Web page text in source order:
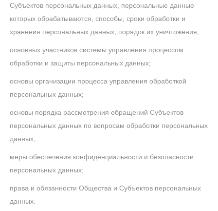
Субъектов персональных данных, персональные данные
которых обрабатываются, способы, сроки обработки и
хранения персональных данных, порядок их уничтожения;
основных участников системы управления процессом
обработки и защиты персональных данных;
основы организации процесса управления обработкой
персональных данных;
основы порядка рассмотрения обращений Субъектов
персональных данных по вопросам обработки персональных
данных;
меры обеспечения конфиденциальности и безопасности
персональных данных;
права и обязанности Общества и Субъектов персональных
данных.